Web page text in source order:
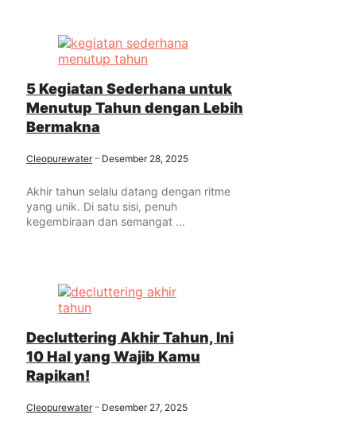
5 Kegiatan Sederhana untuk
Menutup Tahun dengan Lebih
Bermakna
Cleopurewater Desember 28, 2025
Akhir tahun selalu datang dengan ritme
yang unik. Di satu sisi, penuh
kegembiraan dan semangat ...
Decluttering Akhir Tahun, Ini
10 Hal yang Wajib Kamu
Rapikan!
Cleopurewater Desember 27, 2025